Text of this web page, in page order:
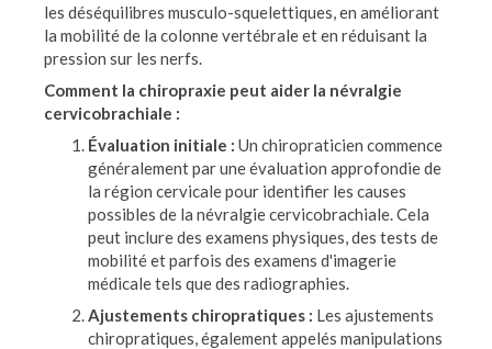
les déséquilibres musculo-squelettiques, en améliorant
la mobilité de la colonne vertébrale et en réduisant la
pression sur les nerfs.
Comment la chiropraxie peut aider la névralgie
cervicobrachiale :
Évaluation initiale : Un chiropraticien commence
généralement par une évaluation approfondie de
la région cervicale pour identifier les causes
possibles de la névralgie cervicobrachiale. Cela
peut inclure des examens physiques, des tests de
mobilité et parfois des examens d'imagerie
médicale tels que des radiographies.
Ajustements chiropratiques : Les ajustements
chiropratiques, également appelés manipulations